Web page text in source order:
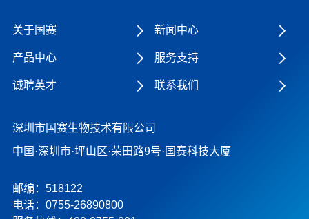
关于国赛 新闻中心
产品中心 服务支持
诚聘英才 联系我们
深圳市国赛生物技术有限公司
中国·深圳市·坪山区·荣田路9号·国赛科技大厦
邮编：518122
电话：0755-26890800